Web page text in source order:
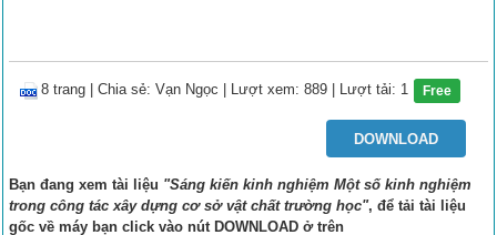
8 trang |Chia sẻ:Vạn Ngọc | Lượt xem: 889 | Lượt tải: 1 Free
DOWNLOAD
Bạn đang xem tài liệu "Sáng kiến kinh nghiệm Một số kinh nghiệm
trong công tác xây dựng cơ sở vật chất trường học", để tải tài liệu
gốc về máy bạn click vào nútDOWNLOAD ở trên